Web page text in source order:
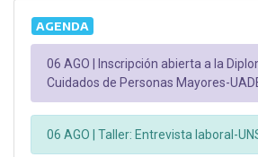
AGENDA
06 AGO | Inscripción abierta a la
Cuidados de Personas Mayores-
06 AGO | Taller: Entrevista laboral-